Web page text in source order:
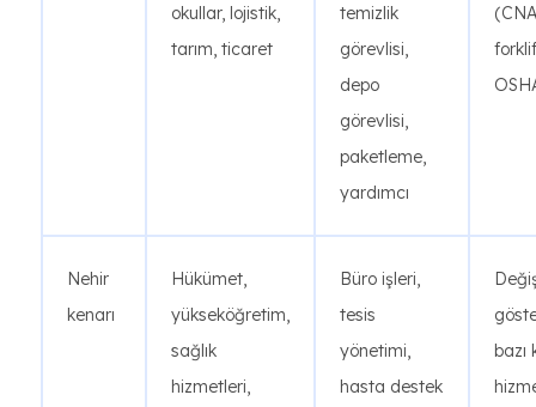
okullar, lojistik,
tarım, ticaret
temizlik
görevlisi,
depo
görevlisi,
paketleme,
yardımcı
Nehir
kenarı
Hükümet,
yükseköğretim,
sağlık
hizmetleri,
Büro işleri,
tesis
yönetimi,
hasta destek
bazı